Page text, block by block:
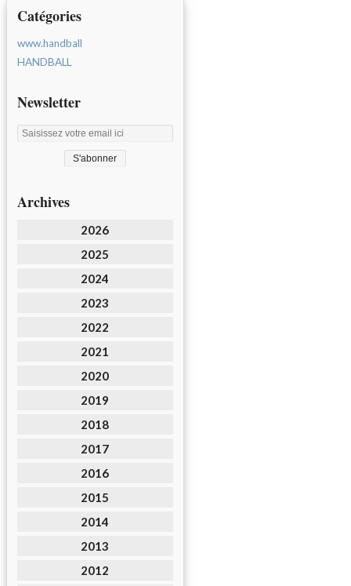
Catégories
www.handball
HANDBALL
Newsletter
Archives
2026
2025
2024
2023
2022
2021
2020
2019
2018
2017
2016
2015
2014
2013
2012